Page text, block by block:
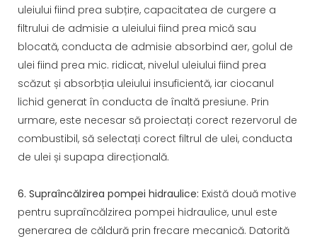
uleiului fiind prea subțire, capacitatea de curgere a
filtrului de admisie a uleiului fiind prea mică sau
blocată, conducta de admisie absorbind aer, golul de
ulei fiind prea mic. ridicat, nivelul uleiului fiind prea
scăzut și absorbția uleiului insuficientă, iar ciocanul
lichid generat în conducta de înaltă presiune. Prin
urmare, este necesar să proiectați corect rezervorul de
combustibil, să selectați corect filtrul de ulei, conducta
de ulei și supapa direcțională.
6. Supraîncălzirea pompei hidraulice: Există două motive
pentru supraîncălzirea pompei hidraulice, unul este
generarea de căldură prin frecare mecanică. Datorită